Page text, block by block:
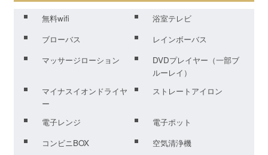
無料wifi
浴室テレビ
ブローバス
レインボーバス
マッサージローション
DVDプレイヤー（一部ブ
ルーレイ）
マイナスイオンドライヤ
ー
ストレートアイロン
電子レンジ
電子ポット
コンビニBOX
空気清浄機